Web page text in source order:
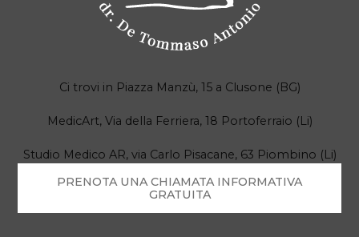
Ci trovi in Piazza Manzù, 15 a Clusone (BG)
MedicArt, Via della Ferriera, 18 Portoferraio (Li)
Studio Medico AR, via Carlo Pisacane, 63 Piombino (Li)
PRENOTA UNA CHIAMATA INFORMATIVA
GRATUITA